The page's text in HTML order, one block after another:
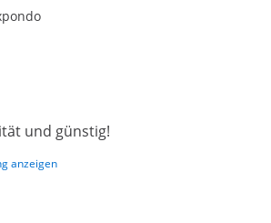
und günstig!
anzeigen